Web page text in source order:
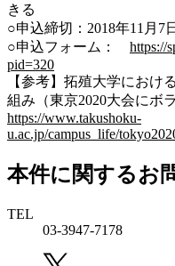
きる
○申込締切：2018年11月7
○申込フォーム： https://
pid=320
【参考】拓殖大学におけ
組み（東京2020大会にボ
https://www.takushoku-
u.ac.jp/campus_life/
本件に関するお
TEL
03-3947-7178